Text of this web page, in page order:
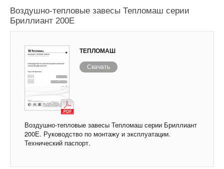
Воздушно-тепловые завесы Тепломаш серии
Бриллиант 200Е
ТЕПЛОМАШ
Скачать
Воздушно-тепловые завесы Тепломаш серии Бриллиант
200Е. Руководство по монтажу и эксплуатации.
Технический паспорт.